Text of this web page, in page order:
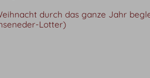
durch das ganze Jahr
Lotter)